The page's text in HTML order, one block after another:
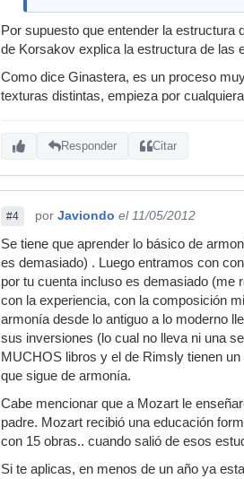
Por supuesto que entender la
de Korsakov explica la estructura de las
Como dice Ginastera, es un proceso
texturas distintas, empieza por
Responder Citar
#4 por Javiondo el 11/05/2012
Se tiene que aprender lo básico de
es demasiado) . Luego entramos con
por tu cuenta incluso es demasiado (me
con la experiencia, con la composición
armonía desde lo antiguo a lo moderno
sus inversiones (lo cual no lleva ni una
MUCHOS libros y el de Rimsly tienen
que sigue de armonía.
Cabe mencionar que a Mozart le
padre. Mozart recibió una educación
con 15 obras.. cuando salió de esos
Si te aplicas, en menos de un año ya